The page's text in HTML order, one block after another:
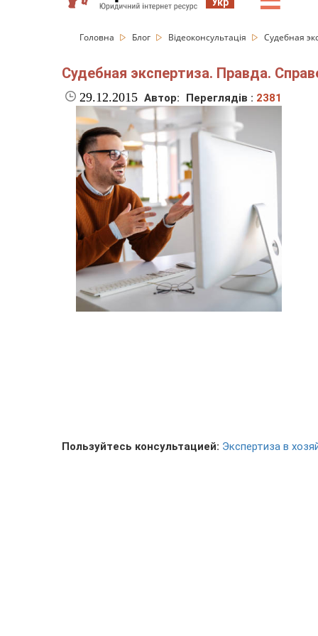
Головна Блог Відеоконсультація Судебная
Судебная экспертиза. Правда.
29.12.2015 Автор: Переглядів : 2381
Пользуйтесь консультацией: Экспертиза в